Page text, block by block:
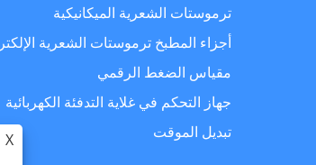
ترموستات الشعرية الميكانيكية
أجزاء المطبخ ترموستات الشعرية
مقياس الضغط الرقمي
جهاز التحكم في غلاية التدفئة الكهربائية
تبديل الموقت
X